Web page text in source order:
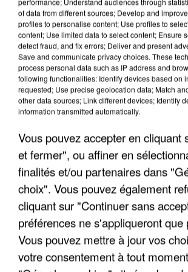
APRÈS TOUTES CES CANICULES,
DE FAUNE SAUVAGE SONT...
of data from different sources; Develop and
profiles to personalise content; Use profiles to
content; Use limited data to select content; Ensure
detect fraud, and fix errors; Deliver and present
Save and communicate privacy choices. These
process personal data such as IP address and
following functionalities: Identify devices based on
requested; Use precise geolocation data; Match
other data sources; Link different devices; Identify
information transmitted automatically.
Vous pouvez accepter en cliquant
et fermer", ou affiner en
finalités et/ou partenaires dans
choix". Vous pouvez également
cliquant sur "Continuer sans
préférences ne s'appliqueront que
Vous pouvez mettre à jour vos
votre consentement à tout